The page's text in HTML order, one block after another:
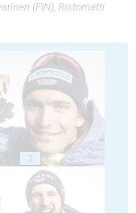
(FIN), Ristomatti
2